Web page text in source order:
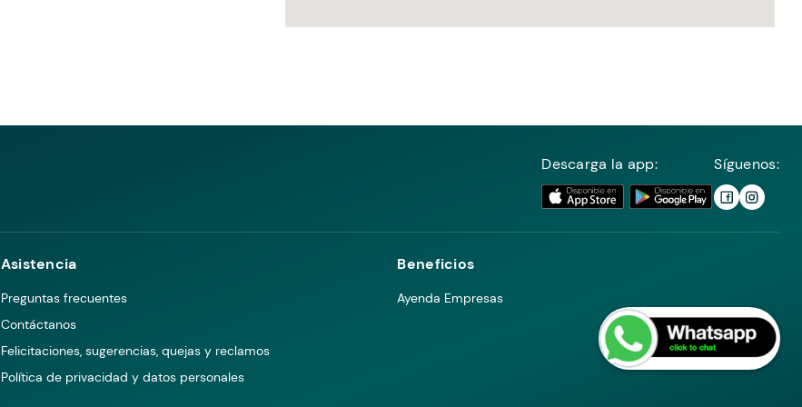
Descarga la app: Síguenos:
Asistencia
Preguntas frecuentes
Contáctanos
Felicitaciones, sugerencias, quejas y reclamos
Política de privacidad y datos personales
Beneficios
Ayenda Empresas